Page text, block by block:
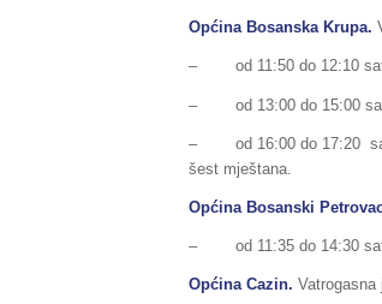
Općina Bosanska Krupa.
– od 11:50 do 12:10 sati,
– od 13:00 do 15:00 sati,
– od 16:00 do 17:20 sati,
šest mještana.
Općina Bosanski
– od 11:35 do 14:30 sati,
Općina Cazin.